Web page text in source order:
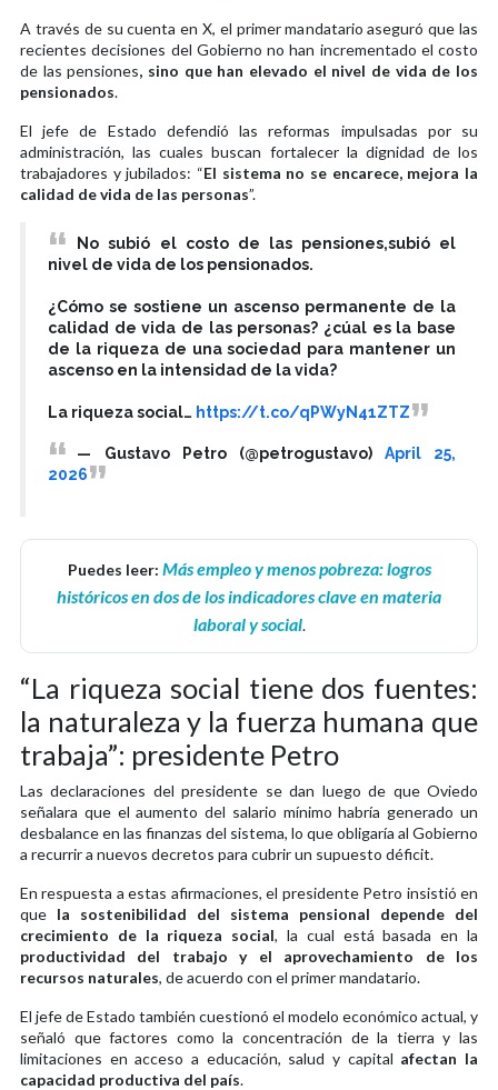
A través de su cuenta en X, el primer mandatario aseguró que las
recientes decisiones del Gobierno no han incrementado el costo
de las pensiones, sino que han elevado el nivel de vida de los
pensionados.
El jefe de Estado defendió las reformas impulsadas por su
administración, las cuales buscan fortalecer la dignidad de los
trabajadores y jubilados: “El sistema no se encarece, mejora la
calidad de vida de las personas”.
No subió el costo de las pensiones,subió el
nivel de vida de los pensionados.
¿Cómo se sostiene un ascenso permanente de la
calidad de vida de las personas? ¿cúal es la base
de la riqueza de una sociedad para mantener un
ascenso en la intensidad de la vida?
La riqueza social… https://t.co/qPWyN41ZTZ
— Gustavo Petro (@petrogustavo) April 25,
2026
Puedes leer: Más empleo y menos pobreza: logros
históricos en dos de los indicadores clave en materia
laboral y social.
“La riqueza social tiene dos fuentes:
la naturaleza y la fuerza humana que
trabaja”: presidente Petro
Las declaraciones del presidente se dan luego de que Oviedo
señalara que el aumento del salario mínimo habría generado un
desbalance en las finanzas del sistema, lo que obligaría al Gobierno
a recurrir a nuevos decretos para cubrir un supuesto déficit.
En respuesta a estas afirmaciones, el presidente Petro insistió en
que la sostenibilidad del sistema pensional depende del
crecimiento de la riqueza social, la cual está basada en la
productividad del trabajo y el aprovechamiento de los
recursos naturales, de acuerdo con el primer mandatario.
El jefe de Estado también cuestionó el modelo económico actual, y
señaló que factores como la concentración de la tierra y las
limitaciones en acceso a educación, salud y capital afectan la
capacidad productiva del país.